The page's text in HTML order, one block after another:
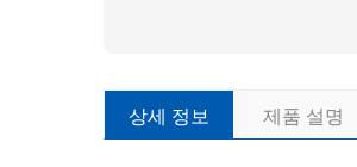
상세 정보 제품 설명